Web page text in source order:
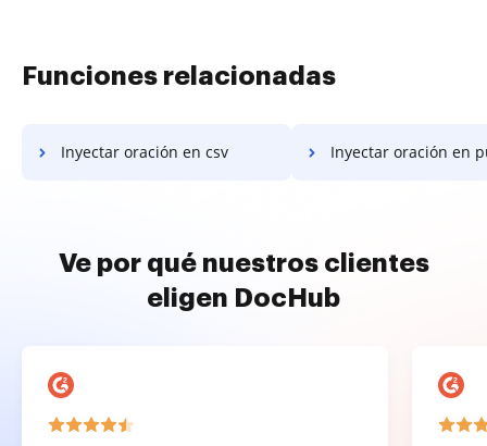
Funciones relacionadas
Inyectar oración en csv Inyectar oración en
Ve por qué nuestros clientes
eligen DocHub